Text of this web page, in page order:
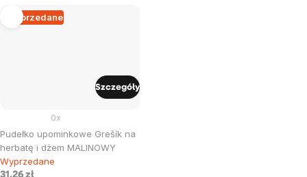
Wyprzedane
Pudełko upominkowe Grešík na
herbatę i dżem MALINOWY
0x
Wyprzedane
Szczegóły